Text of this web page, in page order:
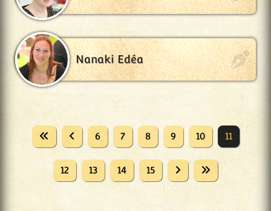
Nanaki Edéa
6 7 8 9 10 11
12 13 14 15